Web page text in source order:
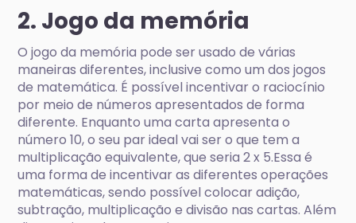
2. Jogo da memória
O jogo da memória pode ser usado de várias
maneiras diferentes, inclusive como um dos jogos
de matemática. É possível incentivar o raciocínio
por meio de números apresentados de forma
diferente. Enquanto uma carta apresenta o
número 10, o seu par ideal vai ser o que tem a
multiplicação equivalente, que seria 2 x 5.Essa é
uma forma de incentivar as diferentes operações
matemáticas, sendo possível colocar adição,
subtração, multiplicação e divisão nas cartas. Além